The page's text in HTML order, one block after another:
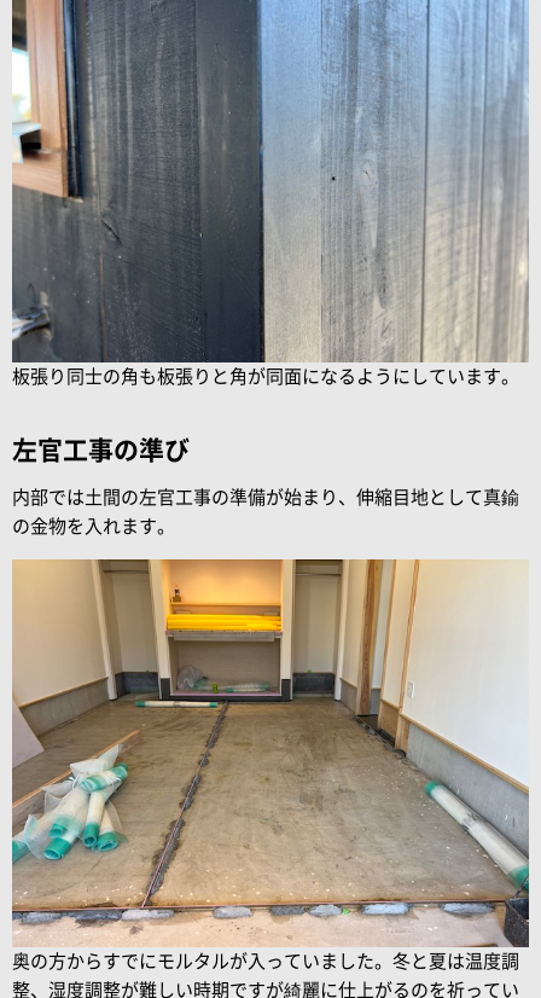
板張り同士の角も板張りと角が同面になるようにしています。
左官工事の準び
内部では土間の左官工事の準備が始まり、伸縮目地として真鍮
の金物を入れます。
奥の方からすでにモルタルが入っていました。冬と夏は温度調
整、湿度調整が難しい時期ですが綺麗に仕上がるのを祈ってい